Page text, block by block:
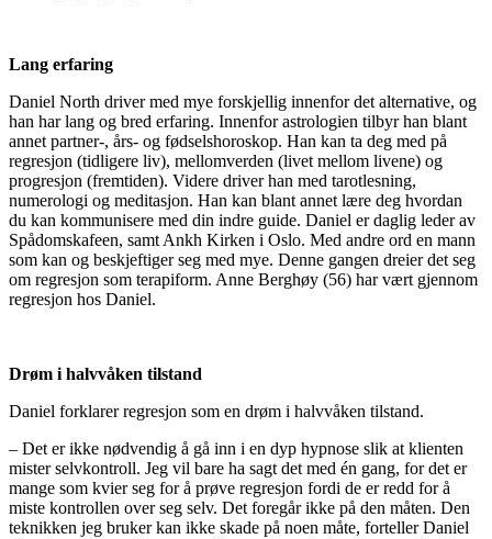
Lang erfaring
Daniel North driver med mye forskjellig innenfor det alternative, og
han har lang og bred erfaring. Innenfor astrologien tilbyr han blant
annet partner-, års- og fødselshoroskop. Han kan ta deg med på
regresjon (tidligere liv), mellomverden (livet mellom livene) og
progresjon (fremtiden). Videre driver han med tarotlesning,
numerologi og meditasjon. Han kan blant annet lære deg hvordan
du kan kommunisere med din indre guide. Daniel er daglig leder av
Spådomskafeen, samt Ankh Kirken i Oslo. Med andre ord en mann
som kan og beskjeftiger seg med mye. Denne gangen dreier det seg
om regresjon som terapiform. Anne Berghøy (56) har vært gjennom
regresjon hos Daniel.
Drøm i halvvåken tilstand
Daniel forklarer regresjon som en drøm i halvvåken tilstand.
– Det er ikke nødvendig å gå inn i en dyp hypnose slik at klienten
mister selvkontroll. Jeg vil bare ha sagt det med én gang, for det er
mange som kvier seg for å prøve regresjon fordi de er redd for å
miste kontrollen over seg selv. Det foregår ikke på den måten. Den
teknikken jeg bruker kan ikke skade på noen måte, forteller Daniel